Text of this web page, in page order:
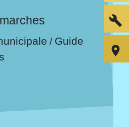
/ Guide
build
room